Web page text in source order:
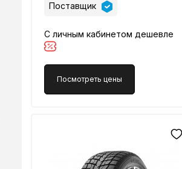
Поставщик
С личным кабинетом дешевле
Посмотреть цены